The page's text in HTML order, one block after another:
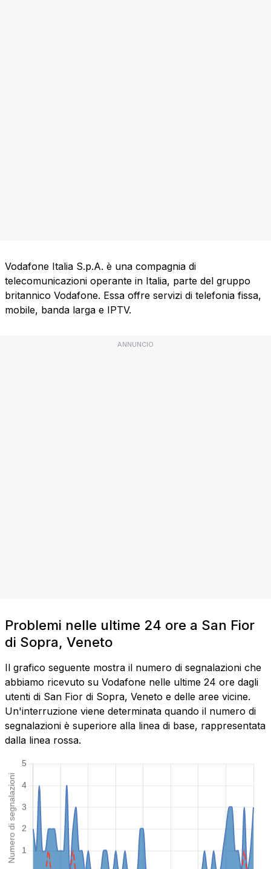
Vodafone Italia S.p.A. è una compagnia di
telecomunicazioni operante in Italia, parte del gruppo
britannico Vodafone. Essa offre servizi di telefonia fissa,
mobile, banda larga e IPTV.
ANNUNCIO
Problemi nelle ultime 24 ore a San Fior
di Sopra, Veneto
Il grafico seguente mostra il numero di segnalazioni che
abbiamo ricevuto su Vodafone nelle ultime 24 ore dagli
utenti di San Fior di Sopra, Veneto e delle aree vicine.
Un'interruzione viene determinata quando il numero di
segnalazioni è superiore alla linea di base, rappresentata
dalla linea rossa.